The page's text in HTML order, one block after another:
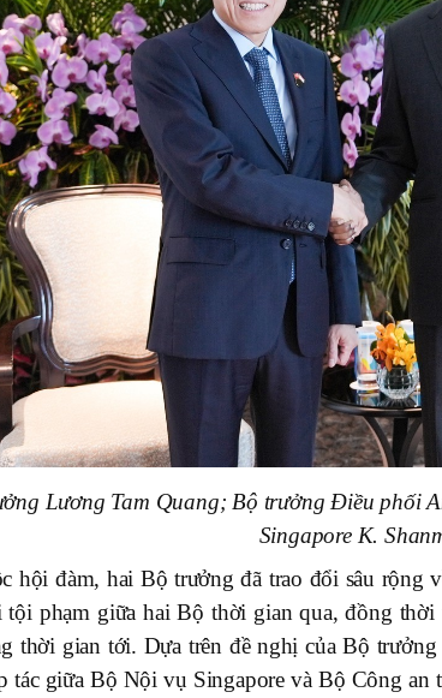
Lương Tam Quang; Bộ trưởng Điều phối
Singapore K.
hội đàm, hai Bộ trưởng đã trao đổi sâu rộng
tội phạm giữa hai Bộ thời gian qua, đồng
thời gian tới. Dựa trên đề nghị của Bộ
tác giữa Bộ Nội vụ Singapore và Bộ Công